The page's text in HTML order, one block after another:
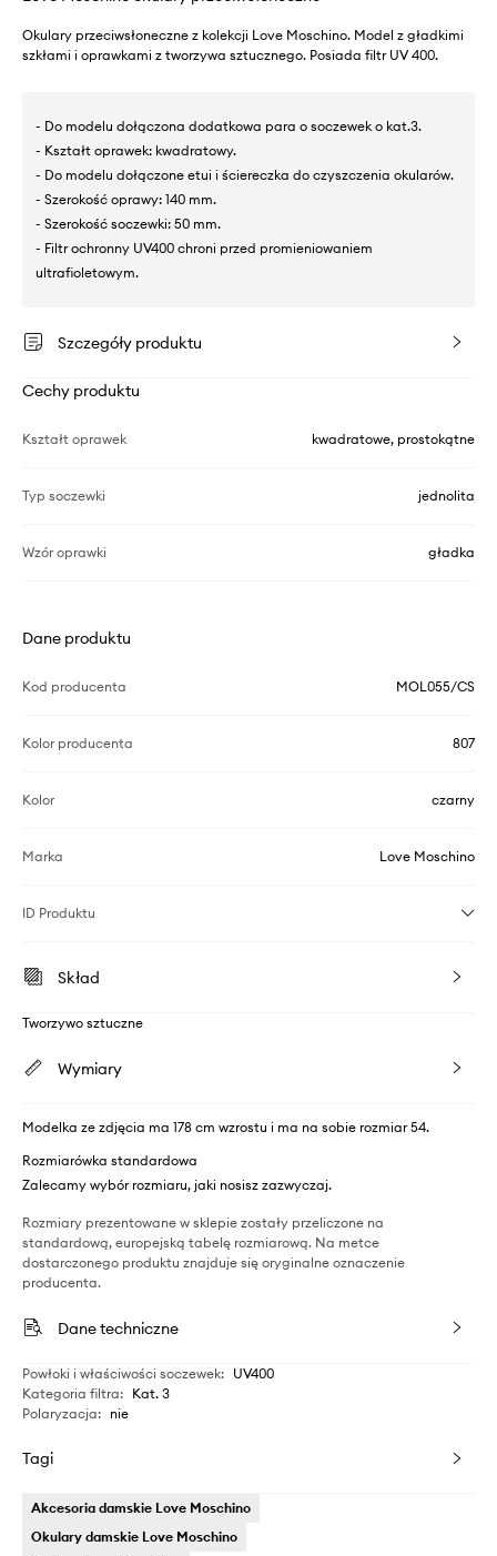
Okulary przeciwsłoneczne z kolekcji Love Moschino. Model z gładkimi
szkłami i oprawkami z tworzywa sztucznego. Posiada filtr UV 400.
- Do modelu dołączona dodatkowa para o soczewek o kat.3.
- Kształt oprawek: kwadratowy.
- Do modelu dołączone etui i ściereczka do czyszczenia okularów.
- Szerokość oprawy: 140 mm.
- Szerokość soczewki: 50 mm.
- Filtr ochronny UV400 chroni przed promieniowaniem
ultrafioletowym.
Szczegóły produktu
Cechy produktu
Kształt oprawek kwadratowe, prostokątne
Typ soczewki jednolita
Wzór oprawki gładka
Dane produktu
Kod producenta MOL055/CS
Kolor producenta 807
Kolor czarny
Marka Love Moschino
ID Produktu
Skład
Tworzywo sztuczne
Wymiary
Modelka ze zdjęcia ma 178 cm wzrostu i ma na sobie rozmiar 54.
Rozmiarówka standardowa
Zalecamy wybór rozmiaru, jaki nosisz zazwyczaj.
Rozmiary prezentowane w sklepie zostały przeliczone na
standardową, europejską tabelę rozmiarową. Na metce
dostarczonego produktu znajduje się oryginalne oznaczenie
producenta.
Dane techniczne
Powłoki i właściwości soczewek: UV400
Kategoria filtra: Kat. 3
Polaryzacja: nie
Tagi
Akcesoria damskie Love Moschino
Okulary damskie Love Moschino